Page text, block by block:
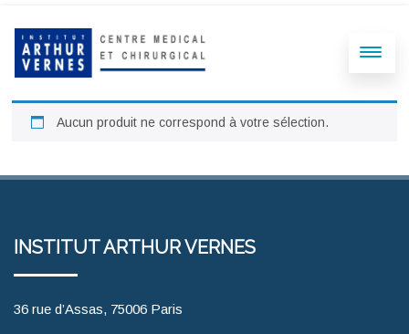
Aucun produit ne correspond à votre sélection.
INSTITUT ARTHUR VERNES
36 rue d’Assas, 75006 Paris